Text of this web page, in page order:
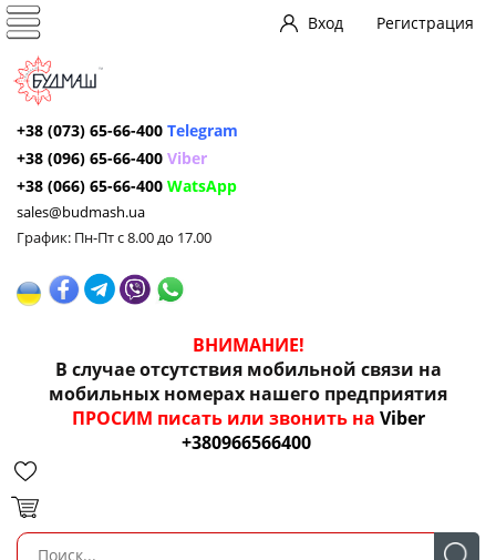
Вход Регистрация
+38 (073) 65-66-400 Telegram
+38 (096) 65-66-400 Viber
+38 (066) 65-66-400 WatsApp
sales@budmash.ua
График: Пн-Пт с 8.00 до 17.00
ВНИМАНИЕ!
В случае отсутствия мобильной связи на
мобильных номерах нашего предприятия
ПРОСИМ писать или звонить на Viber
+380966566400